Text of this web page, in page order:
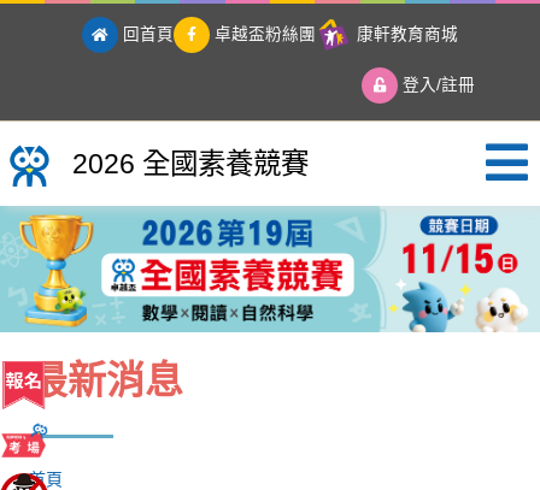
回首頁 卓越盃粉絲團 康軒教育商城
登入/註冊
2026 全國素養競賽
2026 全國素養競賽
最新消息
首頁